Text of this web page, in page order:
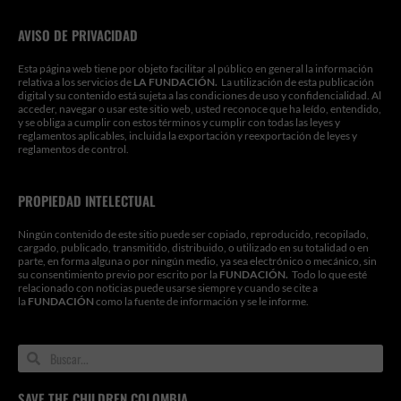
AVISO DE PRIVACIDAD
Esta página web tiene por objeto facilitar al público en general la información
relativa a los servicios de LA FUNDACIÓN. La utilización de esta publicación
digital y su contenido está sujeta a las condiciones de uso y confidencialidad. Al
acceder, navegar o usar este sitio web, usted reconoce que ha leído, entendido,
y se obliga a cumplir con estos términos y cumplir con todas las leyes y
reglamentos aplicables, incluida la exportación y reexportación de leyes y
reglamentos de control.
PROPIEDAD INTELECTUAL
Ningún contenido de este sitio puede ser copiado, reproducido, recopilado,
cargado, publicado, transmitido, distribuido, o utilizado en su totalidad o en
parte, en forma alguna o por ningún medio, ya sea electrónico o mecánico, sin
su consentimiento previo por escrito por la FUNDACIÓN. Todo lo que esté
relacionado con noticias puede usarse siempre y cuando se cite a
la FUNDACIÓN como la fuente de información y se le informe.
SearchSearch